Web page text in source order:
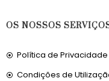
OS NOSSOS
Política de Privacidade
Condições de